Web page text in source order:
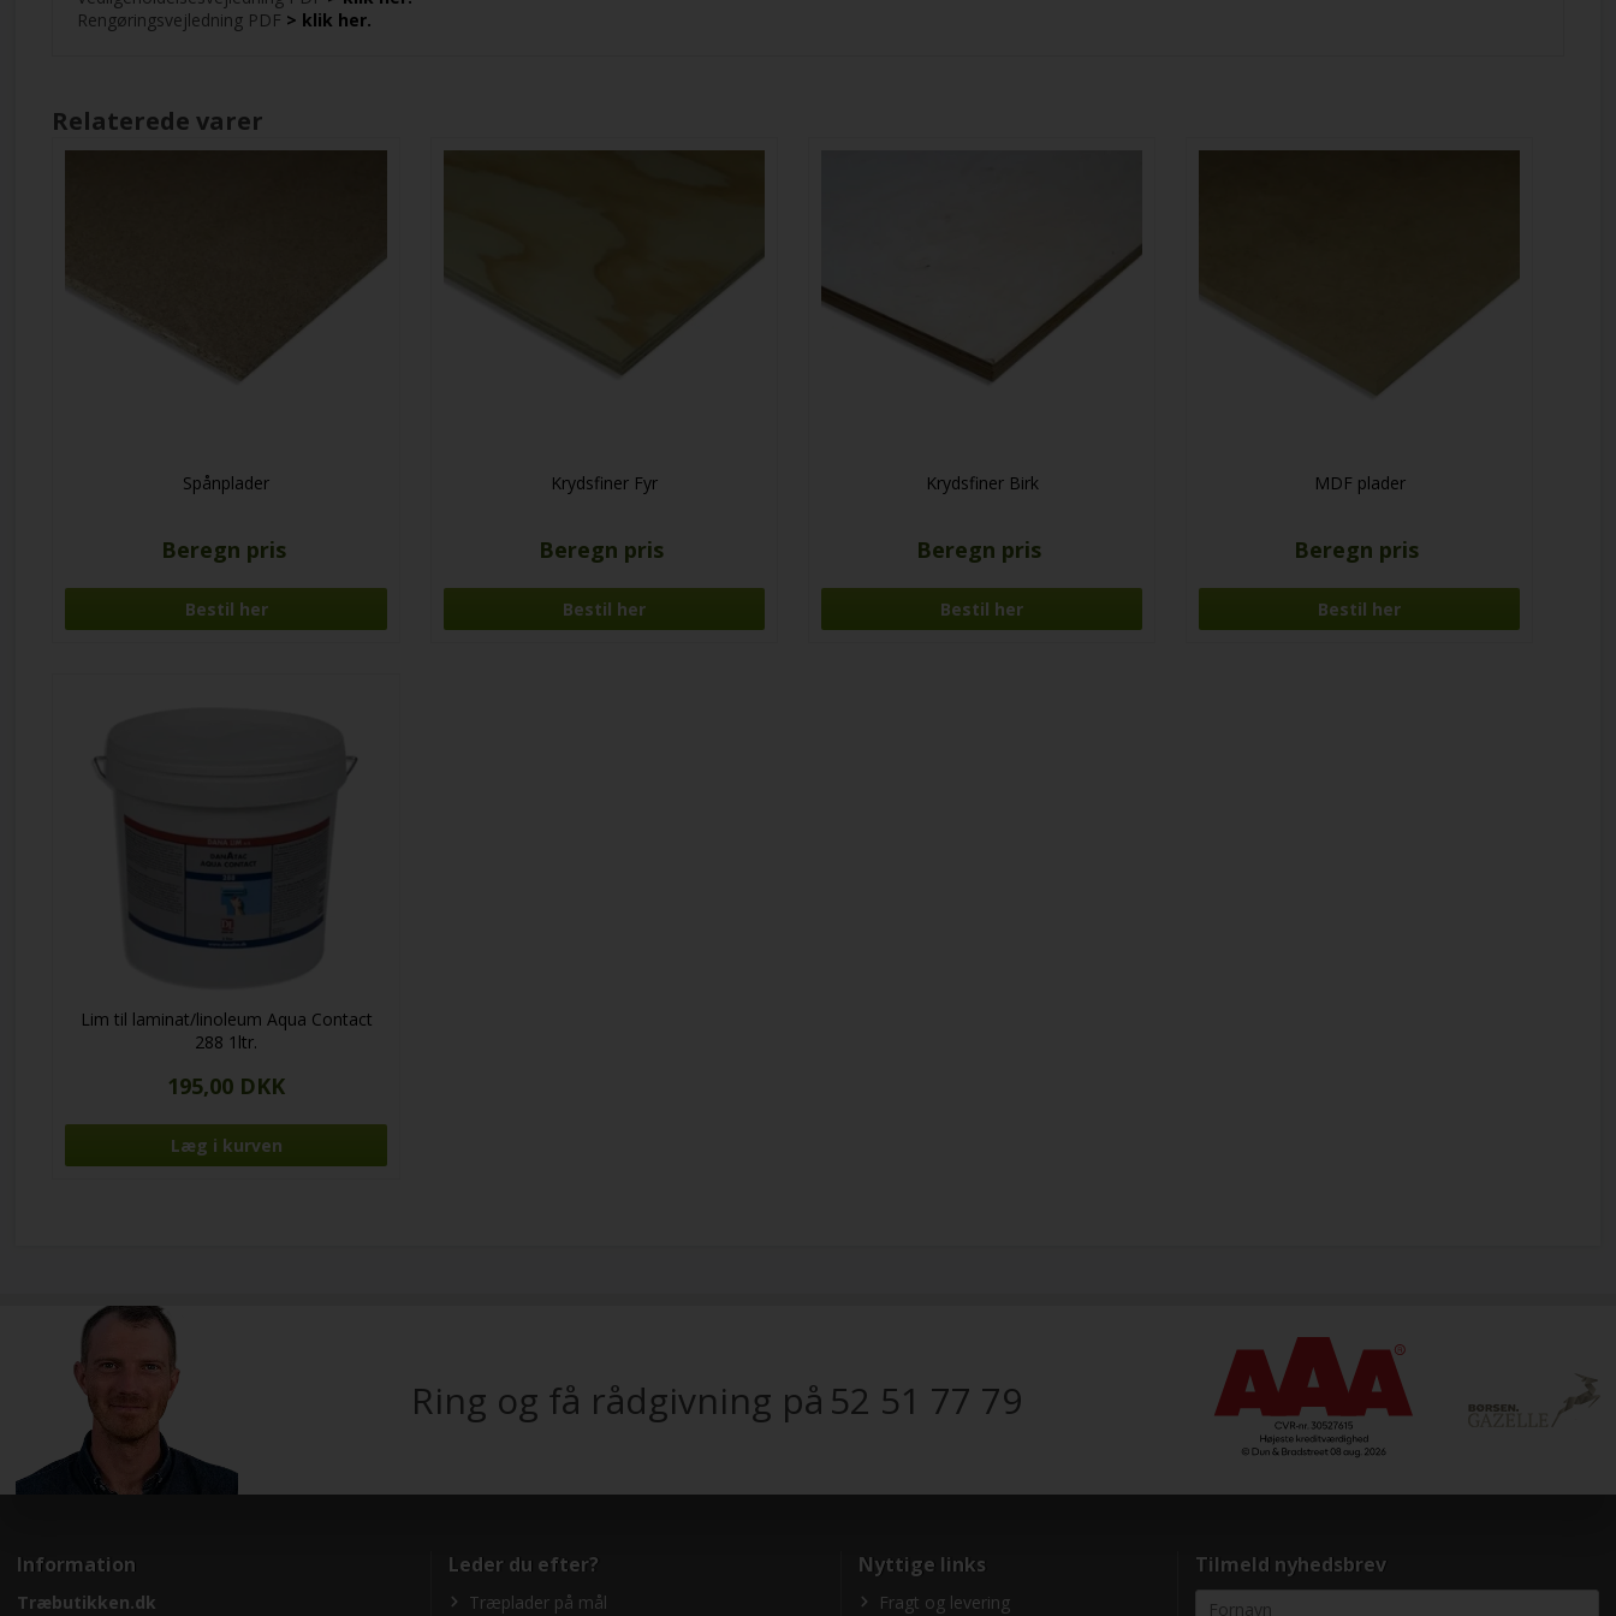
Rengøringsvejledning PDF > klik her.
Relaterede varer
Spånplader
Beregn pris
Bestil her
Krydsfiner Fyr
Beregn pris
Bestil her
Krydsfiner Birk
Beregn pris
Bestil her
MDF plader
Beregn pris
Bestil her
Lim til laminat/linoleum Aqua Contact
288 1ltr.
195,00 DKK
Ring og få rådgivning på 52 51 77 79
Information
Træbutikken.dk
Leder du efter?
Træplader på mål
Nyttige links
Fragt og levering
Tilmeld nyhedsbrev